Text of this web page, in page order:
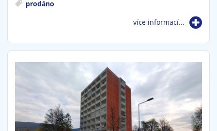
prodáno
více informací...